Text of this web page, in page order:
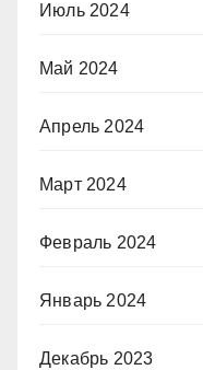
Июль 2024
Май 2024
Апрель 2024
Март 2024
Февраль 2024
Январь 2024
Декабрь 2023